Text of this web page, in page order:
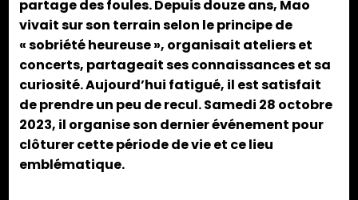
partage des foules. Depuis douze ans, Mao
vivait sur son terrain selon le principe de
« sobriété heureuse », organisait ateliers et
concerts, partageait ses connaissances et sa
curiosité. Aujourd’hui fatigué, il est satisfait
de prendre un peu de recul. Samedi 28 octobre
2023, il organise son dernier événement pour
clôturer cette période de vie et ce lieu
emblématique.